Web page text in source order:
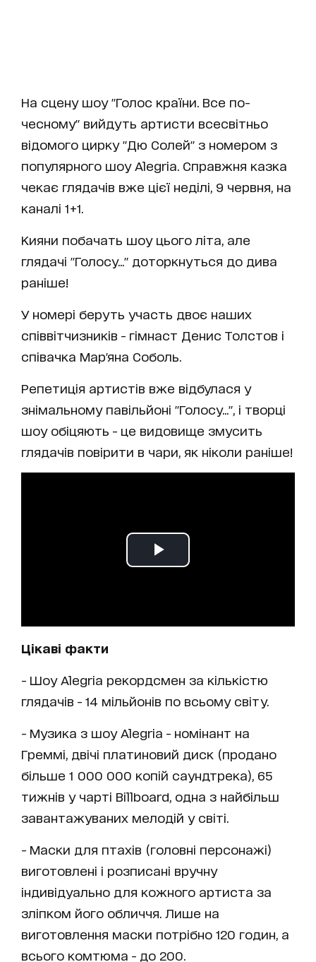
На сцену шоу "Голос країни. Все по-
чесному" вийдуть артисти всесвітньо
відомого цирку "Дю Солей" з номером з
популярного шоу Alegria. Справжня казка
чекає глядачів вже цієї неділі, 9 червня, на
каналі 1+1.
Кияни побачать шоу цього літа, але
глядачі "Голосу..." доторкнуться до дива
раніше!
У номері беруть участь двоє наших
співвітчизників - гімнаст Денис Толстов і
співачка Мар'яна Соболь.
Репетиція артистів вже відбулася у
знімальному павільйоні "Голосу...", і творці
шоу обіцяють - це видовище змусить
глядачів повірити в чари, як ніколи раніше!
Цікаві факти
- Шоу Alegria рекордсмен за кількістю
глядачів - 14 мільйонів по всьому світу.
- Музика з шоу Alegria - номінант на
Греммі, двічі платиновий диск (продано
більше 1 000 000 копій саундтрека), 65
тижнів у чарті Billboard, одна з найбільш
завантажуваних мелодій у світі.
- Маски для птахів (головні персонажі)
виготовлені і розписані вручну
індивідуально для кожного артиста за
зліпком його обличчя. Лише на
виготовлення маски потрібно 120 годин, а
всього комтюма - до 200.